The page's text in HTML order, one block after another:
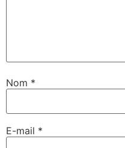
Nom *
E-mail *